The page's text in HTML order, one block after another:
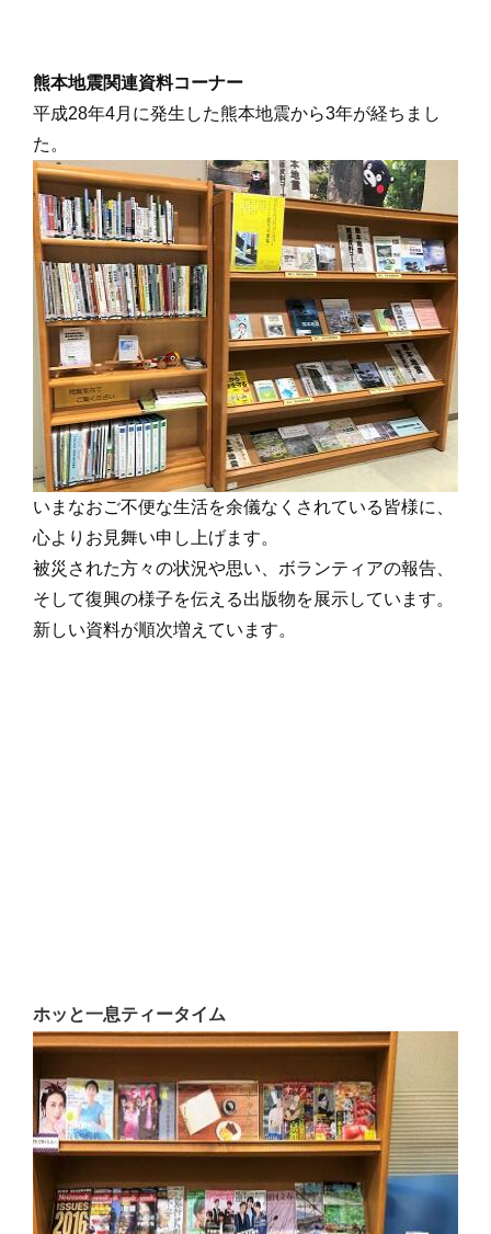
熊本地震関連資料コーナー
平成28年4月に発生した熊本地震から3年が経ちまし
た。
いまなおご不便な生活を余儀なくされている皆様に、
心よりお見舞い申し上げます。
被災された方々の状況や思い、ボランティアの報告、
そして復興の様子を伝える出版物を展示しています。
新しい資料が順次増えています。
ホッと一息ティータイム